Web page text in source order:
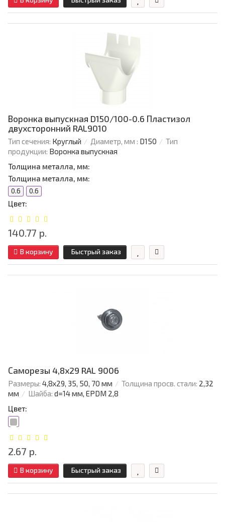
Воронка выпускная D150/100-0.6 Пластизол
двухсторонний RAL9010
Тип сечения: Круглый Диаметр, мм : D150
Тип
продукции: Воронка выпускная
Толщина металла, мм:
Толщина металла, мм:
0.6 0.6
Цвет:
140.77 р.
В корзину Быстрый заказ
Саморезы 4,8х29 RAL 9006
Размеры: 4,8х29, 35, 50, 70 мм Толщина просв. стали: 2,32
мм
Шайба: d=14 мм, EPDM 2,8
Цвет:
2.67 р.
В корзину Быстрый заказ